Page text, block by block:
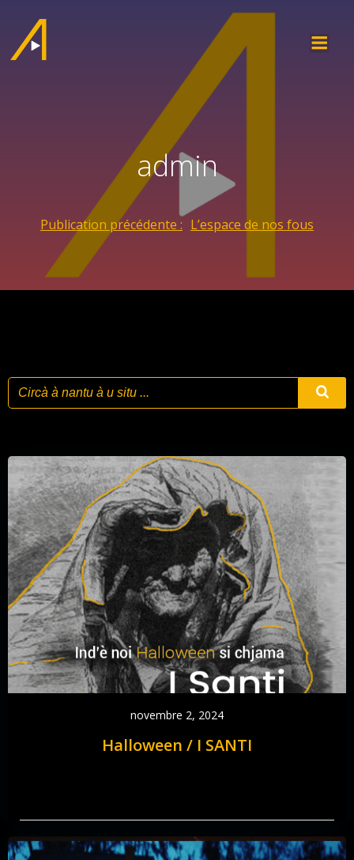
admin
Publication précédente : L’espace de nos fous
novembre 2, 2024
Halloween / I SANTI